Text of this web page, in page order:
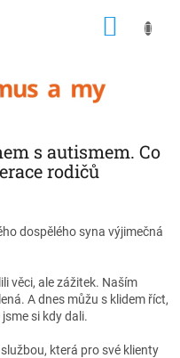
s autismem. Co
rodičů
dospělého syna výjimečná
věci, ale zážitek. Naším
A dnes můžu s klidem říct,
si kdy dali.
která pro své klienty